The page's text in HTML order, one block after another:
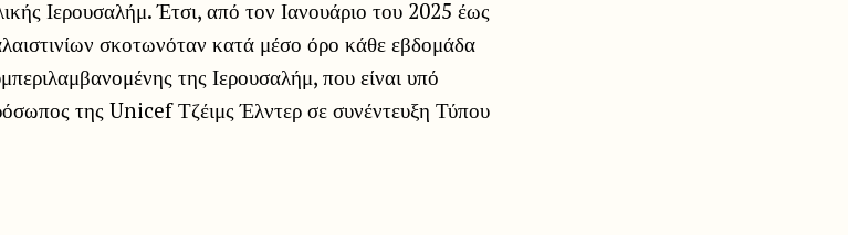
Ιερουσαλήμ. Έτσι, από τον Ιανουάριο του 2025 έως
σκοτωνόταν κατά μέσο όρο κάθε εβδομάδα
της Ιερουσαλήμ, που είναι υπό
της Unicef Τζέιμς Έλντερ σε συνέντευξη Τύπου